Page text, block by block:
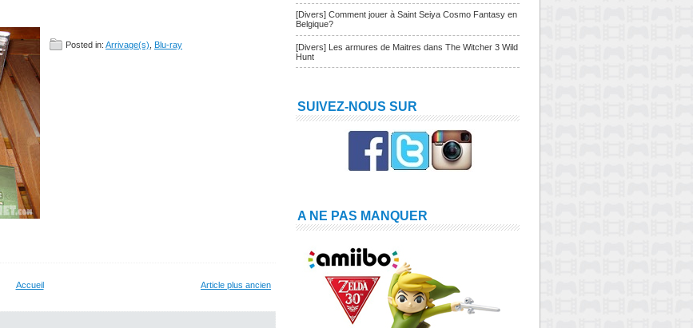
Posted in: Arrivage(s) Blu-ray
Article plus ancien
Accueil
[Divers] Comment jouer à Saint Seiya Cosmo Fantasy en
Belgique?
[Divers] Les armures de Maitres dans The Witcher 3 Wild
Hunt
SUIVEZ-NOUS SUR
A NE PAS MANQUER